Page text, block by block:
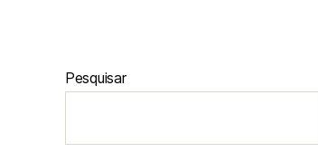
Pesquisar